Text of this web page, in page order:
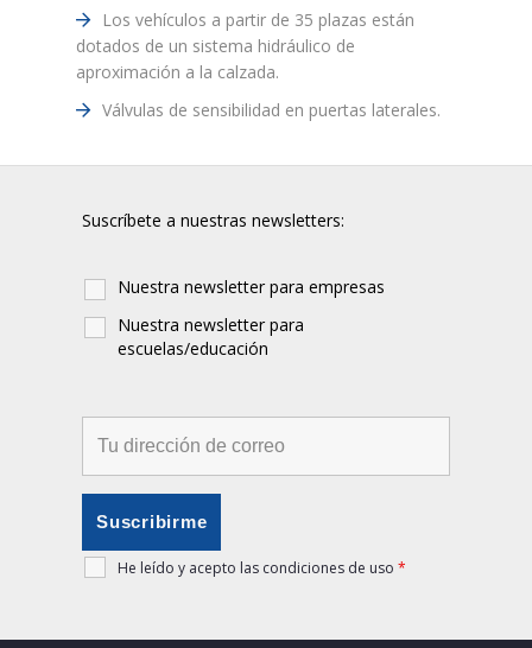
Los vehículos a partir de 35 plazas están
dotados de un sistema hidráulico de
aproximación a la calzada.
Válvulas de sensibilidad en puertas laterales.
Suscríbete a nuestras newsletters:
Nuestra newsletter para empresas
Nuestra newsletter para
escuelas/educación
He leído y acepto las condiciones de uso *